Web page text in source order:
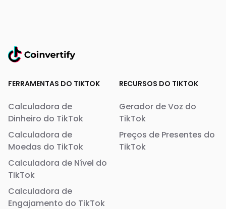
FERRAMENTAS DO TIKTOK
Calculadora de
Dinheiro do TikTok
Calculadora de
Moedas do TikTok
Calculadora de Nível do
TikTok
Calculadora de
Engajamento do TikTok
RECURSOS DO TIKTOK
Gerador de Voz do
TikTok
Preços de Presentes do
TikTok